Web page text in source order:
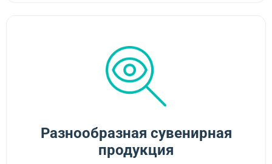
Разнообразная сувенирная
продукция